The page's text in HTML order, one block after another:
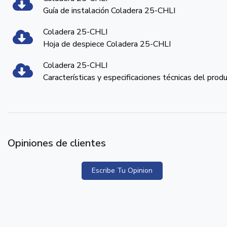
Guía de instalación Coladera 25-CHLI
Coladera 25-CHLI
Hoja de despiece Coladera 25-CHLI
Coladera 25-CHLI
Características y especificaciones técnicas del
Opiniones de clientes
Escribe Tu Opinion